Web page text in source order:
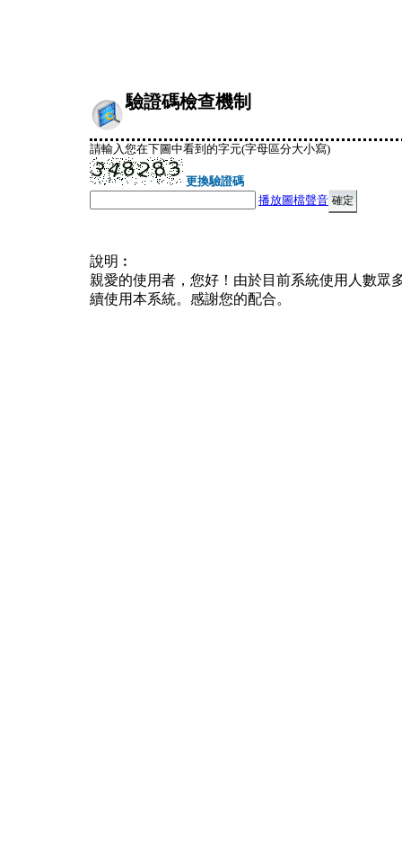
驗證碼檢查機制
請輸入您在下圖中看到的字元(字母區分大小寫)
更換驗證碼
播放圖檔聲音
說明︰
親愛的使用者，您好！由於目前系統使用人數眾
續使用本系統。感謝您的配合。